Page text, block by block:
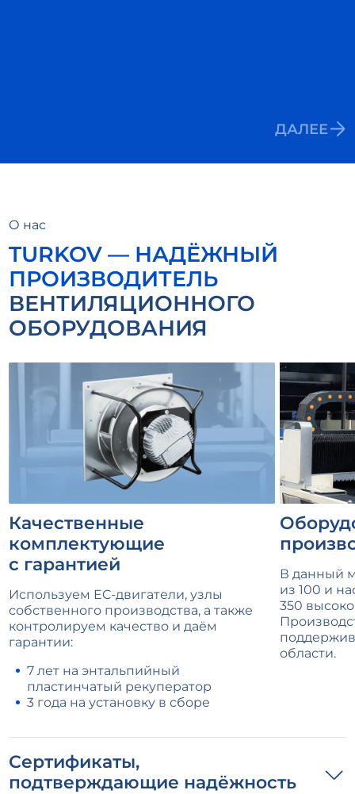
ДАЛЕЕ
О нас
TURKOV — НАДЁЖНЫЙ
ПРОИЗВОДИТЕЛЬ
ВЕНТИЛЯЦИОННОГО
ОБОРУДОВАНИЯ
Качественные
комплектующие
с гарантией
Используем EC-двигатели, узлы
собственного производства, а также
контролируем качество и даём
гарантии:
7 лет на энтальпийный
пластинчатый рекуператор
3 года на установку в сборе
В данный
из 100 и
350
области.
Сертификаты,
подтверждающие надёжность